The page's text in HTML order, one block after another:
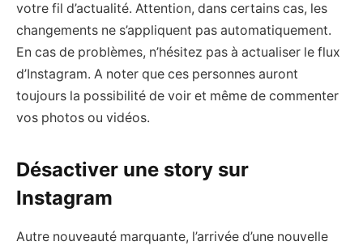
votre fil d’actualité. Attention, dans certains cas, les
changements ne s’appliquent pas automatiquement.
En cas de problèmes, n’hésitez pas à actualiser le flux
d’Instagram. A noter que ces personnes auront
toujours la possibilité de voir et même de commenter
vos photos ou vidéos.
Désactiver une story sur
Instagram
Autre nouveauté marquante, l’arrivée d’une nouvelle